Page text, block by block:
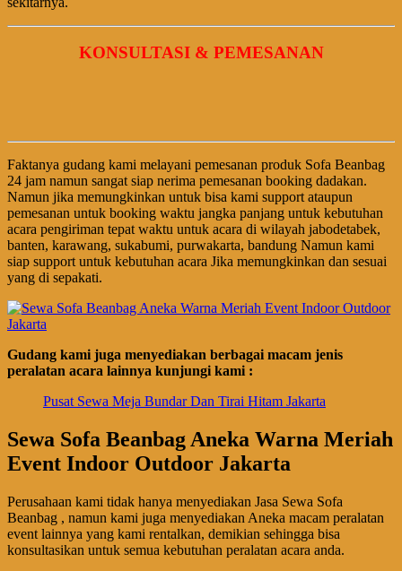
KONSULTASI & PEMESANAN
Faktanya gudang kami melayani pemesanan produk Sofa Beanbag
24 jam namun sangat siap nerima pemesanan booking dadakan.
Namun jika memungkinkan untuk bisa kami support ataupun
pemesanan untuk booking waktu jangka panjang untuk kebutuhan
acara pengiriman tepat waktu untuk acara di wilayah jabodetabek,
banten, karawang, sukabumi, purwakarta, bandung Namun kami
siap support untuk kebutuhan acara Jika memungkinkan dan sesuai
yang di sepakati.
Gudang kami juga menyediakan berbagai macam jenis
peralatan acara lainnya kunjungi kami :
Pusat Sewa Meja Bundar Dan Tirai Hitam Jakarta
Sewa Sofa Beanbag Aneka Warna Meriah
Event Indoor Outdoor Jakarta
Perusahaan kami tidak hanya menyediakan Jasa Sewa Sofa
Beanbag , namun kami juga menyediakan Aneka macam peralatan
event lainnya yang kami rentalkan, demikian sehingga bisa
konsultasikan untuk semua kebutuhan peralatan acara anda.